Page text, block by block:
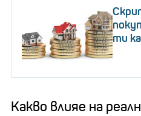
ти
Какво влияе на